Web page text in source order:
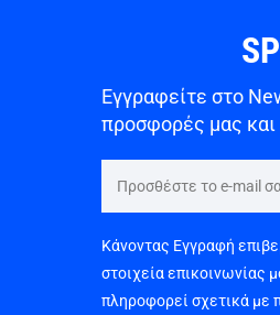
Εγγραφείτε στο
προσφορές μας και
Κάνοντας Εγγραφή
στοιχεία επικοινωνίας
πληροφορεί σχετικά με